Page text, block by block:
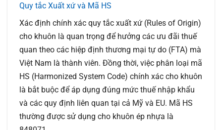
Quy tắc Xuất xứ và Mã HS
Xác định chính xác quy tắc xuất xứ (Rules of Origin)
cho khuôn là quan trọng để hưởng các ưu đãi thuế
quan theo các hiệp định thương mại tự do (FTA) mà
Việt Nam là thành viên. Đồng thời, việc phân loại mã
HS (Harmonized System Code) chính xác cho khuôn
là bắt buộc để áp dụng đúng mức thuế nhập khẩu
và các quy định liên quan tại cả Mỹ và EU. Mã HS
thường được sử dụng cho khuôn ép nhựa là